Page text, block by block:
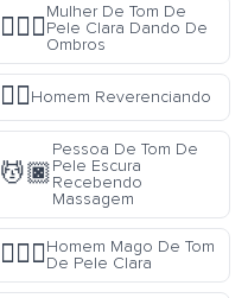
🤷🏻‍♀️
Mulher De Tom De
Pele Clara Dando De
Ombros
🙇‍♂️Homem Reverenciando
💆🏿
Pessoa De Tom De
Pele Escura
Recebendo
Massagem
🧙🏻‍♂️Homem Mago De Tom
De Pele Clara